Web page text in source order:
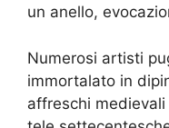
un anello,
Numerosi artisti
immortalato in
affreschi